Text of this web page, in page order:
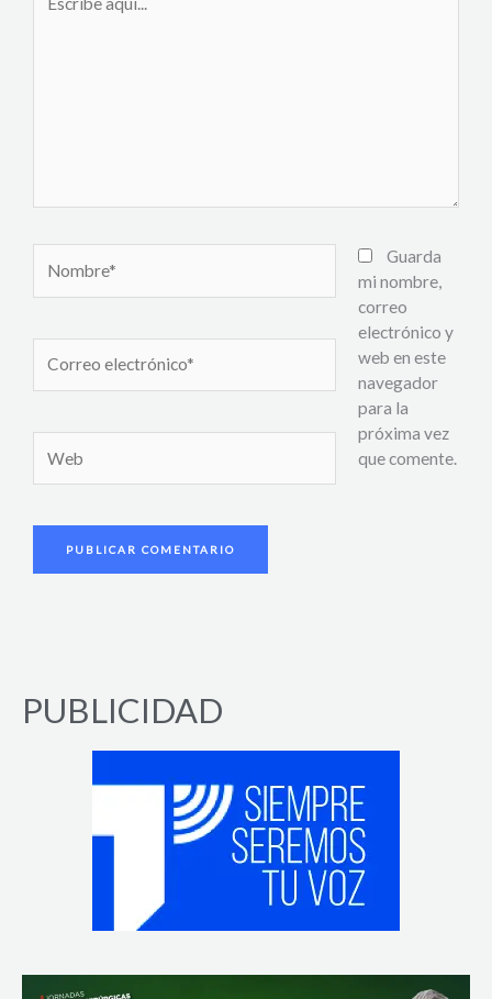
aquí...
electrónico*
Guarda
mi nombre,
correo
electrónico y
web en este
navegador
para la
próxima vez
que comente.
PUBLICIDAD